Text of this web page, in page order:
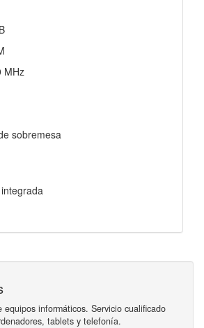
MHz
sobremesa
equipos informáticos. Servicio cualificado
tablets y telefonía.